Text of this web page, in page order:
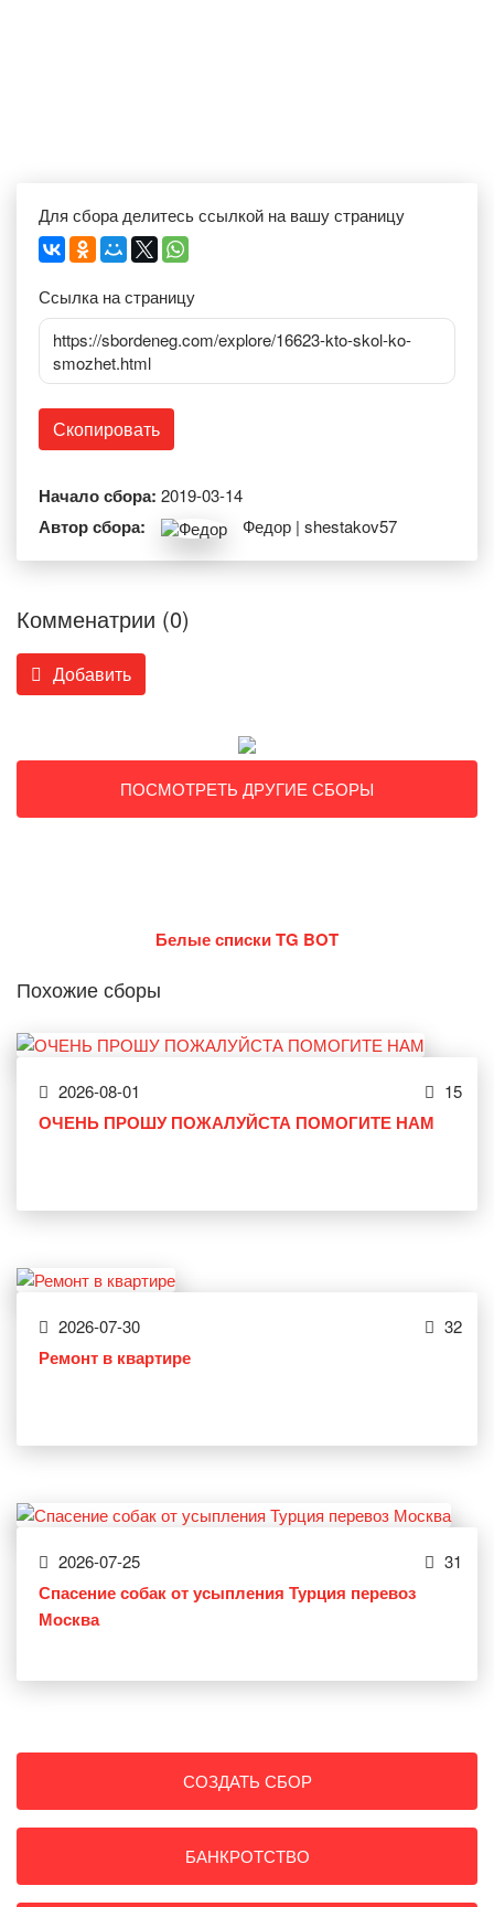
Для сбора делитесь ссылкой на вашу страницу
Ссылка на страницу
https://sbordeneg.com/explore/16623-kto-skol-ko-
smozhet.html
Скопировать
Начало сбора: 2019-03-14
Автор сбора: Федор | shestakov57
Комменатрии (0)
Добавить
ПОСМОТРЕТЬ ДРУГИЕ СБОРЫ
Белые списки TG BOT
Похожие сборы
2026-08-01 15
ОЧЕНЬ ПРОШУ ПОЖАЛУЙСТА ПОМОГИТЕ НАМ
2026-07-30 32
Ремонт в квартире
2026-07-25 31
Спасение собак от усыпления Турция перевоз
Москва
СОЗДАТЬ СБОР
БАНКРОТСТВО